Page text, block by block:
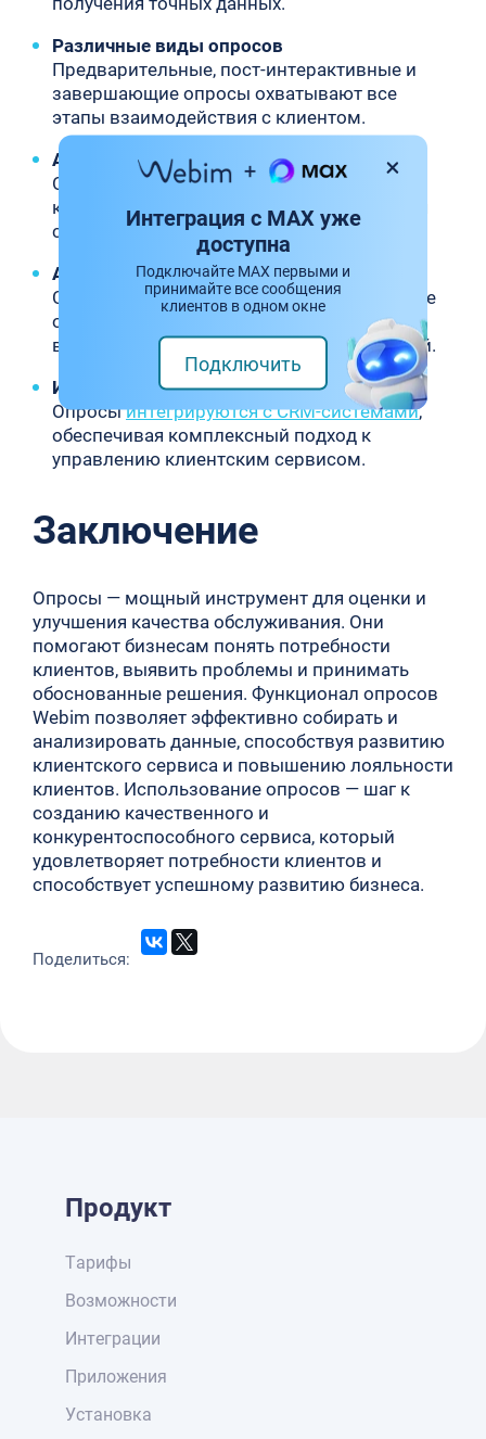
Различные виды опросов
Предварительные, пост-интерактивные и
завершающие опросы охватывают все
этапы взаимодействия с клиентом.
Автоматическая отправка
Опросы автоматически отправляются
клиентам после взаимодействия, упрощая
сбор обратной связи.
Аналитика и отчеты
Система предоставляет детализированные
отчеты и аналитические данные для
выявления тенденций и принятия решений.
Интеграция с CRM
Опросыинтегрируются с CRM-системами,
обеспечивая комплексный подход к
управлению клиентским сервисом.
Заключение
Опросы — мощный инструмент для оценки и
улучшения качества обслуживания. Они
помогают бизнесам понять потребности
клиентов, выявить проблемы и принимать
обоснованные решения. Функционал опросов
Webim позволяет эффективно собирать и
анализировать данные, способствуя развитию
клиентского сервиса и повышению лояльности
клиентов. Использование опросов — шаг к
созданию качественного и
конкурентоспособного сервиса, который
удовлетворяет потребности клиентов и
способствует успешному развитию бизнеса.
Поделиться:
Продукт
Тарифы
Возможности
Интеграции
Приложения
Установка
Интеграция с MAX уже
доступна
Подключайте MAX первыми и
принимайте все сообщения
клиентов в одном окне
Подключить